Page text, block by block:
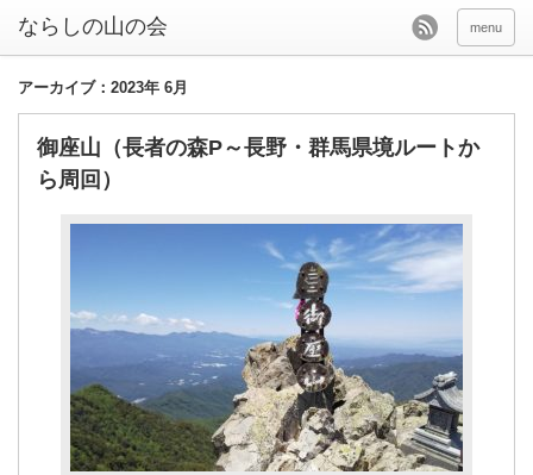
menu
アーカイブ：2023年 6月
御座山（長者の森P～長野・群馬県境ルートか
ら周回）